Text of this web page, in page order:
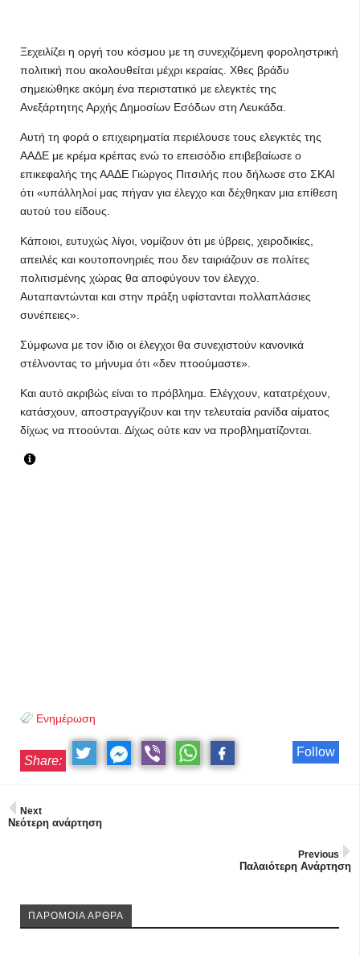
Ξεχειλίζει η οργή του κόσμου με τη συνεχιζόμενη φοροληστρική
πολιτική που ακολουθείται μέχρι κεραίας. Χθες βράδυ
σημειώθηκε ακόμη ένα περιστατικό με ελεγκτές της
Ανεξάρτητης Αρχής Δημοσίων Εσόδων στη Λευκάδα.
Αυτή τη φορά ο επιχειρηματία περιέλουσε τους ελεγκτές της
ΑΑΔΕ με κρέμα κρέπας ενώ το επεισόδιο επιβεβαίωσε ο
επικεφαλής της ΑΑΔΕ Γιώργος Πιτσιλής που δήλωσε στο ΣΚΑΙ
ότι «υπάλληλοί μας πήγαν για έλεγχο και δέχθηκαν μια επίθεση
αυτού του είδους.
Κάποιοι, ευτυχώς λίγοι, νομίζουν ότι με ύβρεις, χειροδικίες,
απειλές και κουτοπονηριές που δεν ταιριάζουν σε πολίτες
πολιτισμένης χώρας θα αποφύγουν τον έλεγχο.
Αυταπαντώνται και στην πράξη υφίστανται πολλαπλάσιες
συνέπειες».
Σύμφωνα με τον ίδιο οι έλεγχοι θα συνεχιστούν κανονικά
στέλνοντας το μήνυμα ότι «δεν πτοούμαστε».
Και αυτό ακριβώς είναι το πρόβλημα. Ελέγχουν, κατατρέχουν,
κατάσχουν, αποστραγγίζουν και την τελευταία ρανίδα αίματος
δίχως να πτοούνται. Δίχως ούτε καν να προβληματίζονται.
Ενημέρωση
Follow
Share:
Next
Νεότερη ανάρτηση
Previous
Παλαιότερη Ανάρτηση
ΠΑΡΟΜΟΙΑ ΑΡΘΡΑ